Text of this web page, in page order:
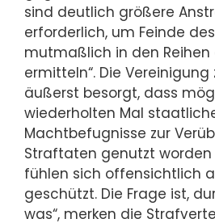
sind deutlich größere
erforderlich, um Feinde
mutmaßlich in den Reihen
ermitteln“. Die
äußerst besorgt, dass
wiederholten Mal
Machtbefugnisse zur
Straftaten genutzt worden
fühlen sich offensichtlich
geschützt. Die Frage ist,
was“, merken die